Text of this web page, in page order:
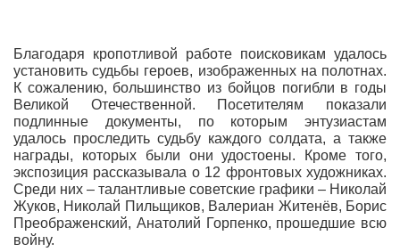
Благодаря кропотливой работе поисковикам удалось
установить судьбы героев, изображенных на полотнах.
К сожалению, большинство из бойцов погибли в годы
Великой Отечественной. Посетителям показали
подлинные документы, по которым энтузиастам
удалось проследить судьбу каждого солдата, а также
награды, которых были они удостоены. Кроме того,
экспозиция рассказывала о 12 фронтовых художниках.
Среди них – талантливые советские графики – Николай
Жуков, Николай Пильщиков, Валериан Житенёв, Борис
Преображенский, Анатолий Горпенко, прошедшие всю
войну.